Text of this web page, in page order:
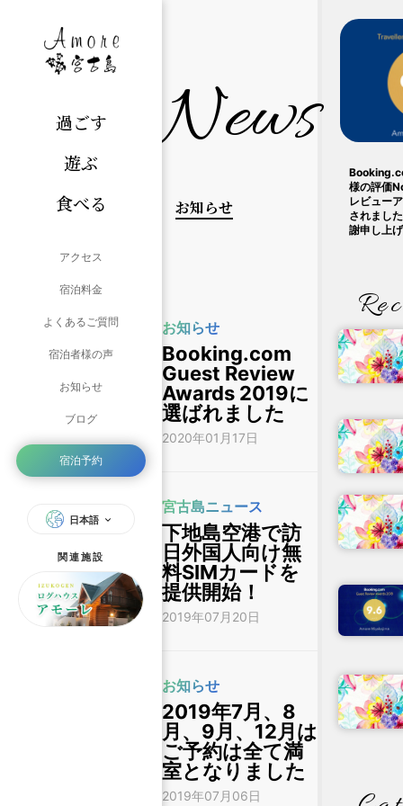
過ごす
遊ぶ
食べる
アクセス
宿泊料金
よくあるご質問
宿泊者様の声
お知らせ
ブログ
宿泊予約
日本語
関連施設
News
お知らせ
お知らせ
Booking.com
Guest Review
Awards 2019に
選ばれました
2020年01月17日
宮古島ニュース
下地島空港で訪
日外国人向け無
料SIMカードを
提供開始！
2019年07月20日
お知らせ
2019年7月、8
月、9月、12月は
ご予約は全て満
室となりました
2019年07月06日
様の評価
レビュー
されまし
謝申し上